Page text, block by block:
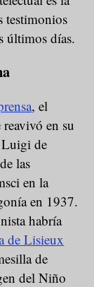
testimonios
últimos días.
, el
reavivó en su
Luigi de
las
en la
en 1937.
habría
de Lisieux
de
del Niño